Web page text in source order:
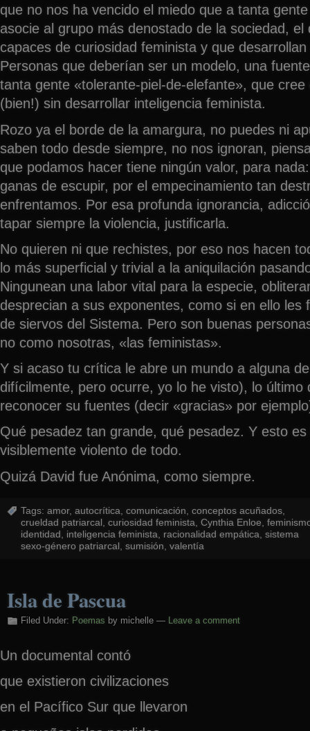
que no nos ha vencido el miedo que a tanta
asocie al grupo más denostado de la sociedad, el
capaces de curiosidad feminista y que
Personas que deberían ser un modelo, una
tanta gente «tolerante-piel-de-elefante», que
(bien!) sin desarrollar inteligencia feminista.
Rozo ya el borde de la amargura, no puedes ni
saben todo desde siempre, no nos ignoran,
que podamos hacer tiene ningún valor, para
ganas de escupir, por el empecinamiento tan
enfrentamos. Por esa profunda ignorancia,
tapar siempre la violencia, justificarla.
No quieren ni que rechistes, por eso nos hacen
lo más superficial y trivial a la aniquilación
Ningunean una labor vital para la especie,
desprecian a sus exponentes, como si en ello les
de siervos del Sistema. Pero son buenas
no como nosotras, «las feministas».
Y si acaso tu crítica le abre un mundo a alguna
difícilmente, pero ocurre, yo lo he visto), lo último
reconocer su fuentes (decir «gracias» por
Qué pesadez tan grande, qué pesadez. Y esto
visiblemente violento de todo.
Quizá David fue Anónima, como siempre.
Tags: amor, autocrítica comunicación conceptos acuñados
crueldad patriarcal curiosidad feminista Cynthia Enloe
identidad
inteligencia feminista racionalidad empática sistema
sexo-género patriarcal sumisión valentía
Isla de Pascua
Filed Under: Poemas by michelle — Leave a comment
Un documental contó
que existieron civilizaciones
en el Pacífico Sur que llevaron